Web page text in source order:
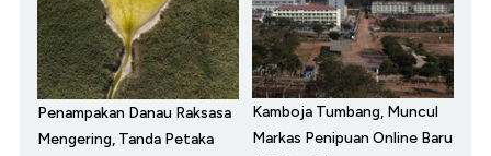
Penampakan Danau Raksasa
Mengering, Tanda Petaka
Kamboja Tumbang, Muncul
Markas Penipuan Online Baru